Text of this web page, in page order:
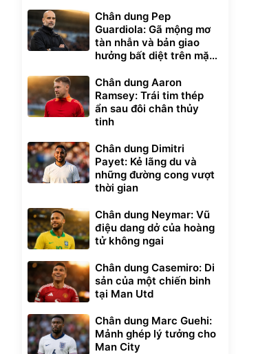
Chân dung Pep
Guardiola: Gã mộng mơ
tàn nhẫn và bản giao
hưởng bất diệt trên mặt
Chân dung Aaron
Ramsey: Trái tim thép
ẩn sau đôi chân thủy
tinh
Chân dung Dimitri
Payet: Kẻ lãng du và
những đường cong vượt
thời gian
Chân dung Neymar: Vũ
điệu dang dở của hoàng
tử không ngai
Chân dung Casemiro: Di
sản của một chiến binh
tại Man Utd
Chân dung Marc Guehi:
Mảnh ghép lý tưởng cho
Man City